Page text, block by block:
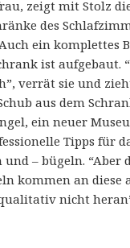
zeigt mit Stolz
des
ein komplettes
ist aufgebaut.
verrät sie und
aus dem
ein neuer
Tipps für
und – bügeln. “Aber
kommen an diese
nicht